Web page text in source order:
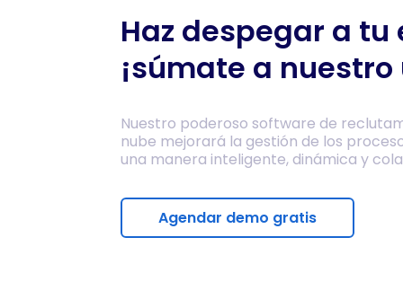
Haz despegar a tu
¡súmate a
Nuestro poderoso software de
nube mejorará la gestión de los
una manera inteligente, dinámica y
Agendar demo gratis